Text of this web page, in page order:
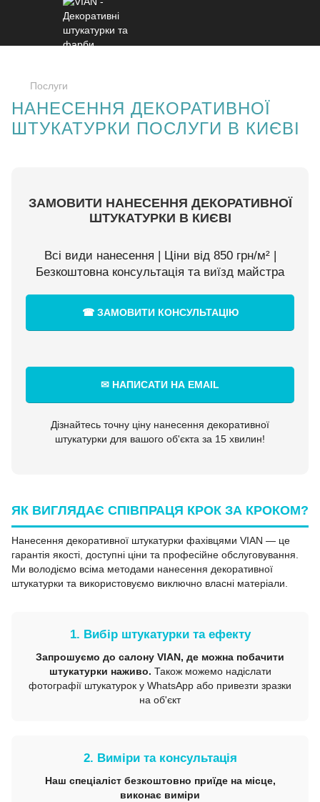
Послуги
НАНЕСЕННЯ ДЕКОРАТИВНОЇ
ШТУКАТУРКИ ПОСЛУГИ В КИЄВІ
ЗАМОВИТИ НАНЕСЕННЯ ДЕКОРАТИВНОЇ
ШТУКАТУРКИ В КИЄВІ
Всі види нанесення | Ціни від 850 грн/м² |
Безкоштовна консультація та виїзд майстра
☎ ЗАМОВИТИ КОНСУЛЬТАЦІЮ
✉ НАПИСАТИ НА EMAIL
Дізнайтесь точну ціну нанесення декоративної
штукатурки для вашого об'єкта за 15 хвилин!
ЯК ВИГЛЯДАЄ СПІВПРАЦЯ КРОК ЗА КРОКОМ?
Нанесення декоративної штукатурки фахівцями VIAN — це
гарантія якості, доступні ціни та професійне обслуговування.
Ми володіємо всіма методами нанесення декоративної
штукатурки та використовуємо виключно власні матеріали.
1. Вибір штукатурки та ефекту
Запрошуємо до салону VIAN, де можна побачити
штукатурки наживо. Також можемо надіслати
фотографії штукатурок у WhatsApp або привезти зразки
на об'єкт
2. Виміри та консультація
Наш спеціаліст безкоштовно приїде на місце,
виконає виміри